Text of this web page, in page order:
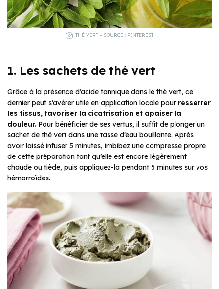
THÉ VERT – SOURCE : PINTEREST
1. Les sachets de thé vert
Grâce à la présence d’acide tannique dans le thé vert, ce
dernier peut s’avérer utile en application locale pour resserrer
les tissus, favoriser la cicatrisation et apaiser la
douleur. Pour bénéficier de ses vertus, il suffit de plonger un
sachet de thé vert dans une tasse d’eau bouillante. Après
avoir laissé infuser 5 minutes, imbibez une compresse propre
de cette préparation tant qu’elle est encore légèrement
chaude ou tiède, puis appliquez-la pendant 5 minutes sur vos
hémorroïdes.